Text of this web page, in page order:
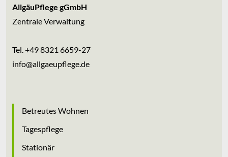
AllgäuPflege gGmbH
Zentrale Verwaltung
Tel.+49 8321 6659-27
info@allgaeupflege.de
Betreutes Wohnen
Tagespflege
Stationär